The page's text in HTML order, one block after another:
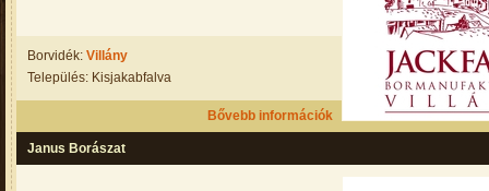
Borvidék: Villány
Település: Kisjakabfalva
Bővebb információk
Janus Borászat